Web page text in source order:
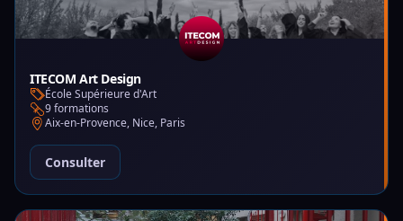
ITECOM Art Design
École Supérieure d'Art
9 formations
Aix-en-Provence, Nice, Paris
Consulter